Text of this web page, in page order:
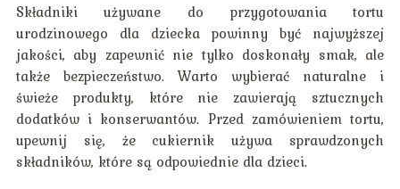
Składniki używane do przygotowania tortu
urodzinowego dla dziecka powinny być najwyższej
jakości, aby zapewnić nie tylko doskonały smak, ale
także bezpieczeństwo. Warto wybierać naturalne i
świeże produkty, które nie zawierają sztucznych
dodatków i konserwantów. Przed zamówieniem tortu,
upewnij się, że cukiernik używa sprawdzonych
składników, które są odpowiednie dla dzieci.